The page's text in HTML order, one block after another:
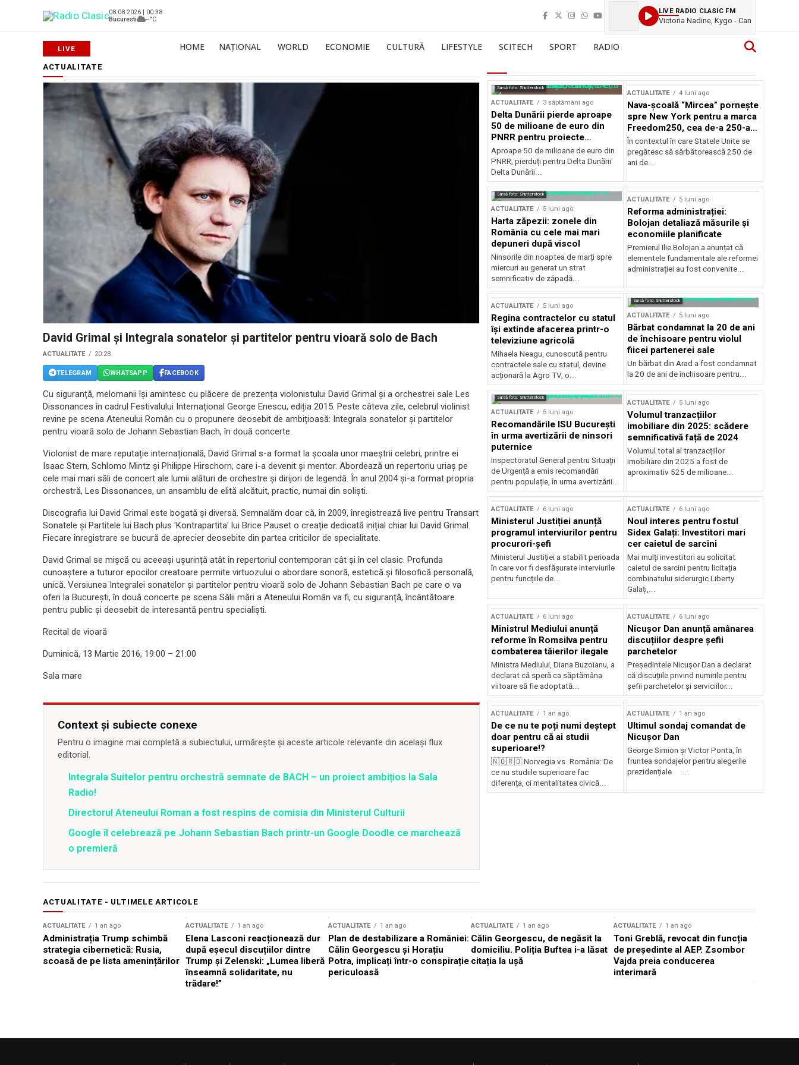
08.08.2026 | 00:38
Bucuresti
--°C
LIVE RADIO CLASIC FM
Victoria Nadine, Kygo - Can
HOME NAȚIONAL WORLD ECONOMIE CULTURĂ LIFESTYLE SCITECH SPORT RADIO
ACTUALITATE
David Grimal și Integrala sonatelor și partitelor pentru vioară solo de Bach
ACTUALITATE 20:28
TELEGRAM WHATSAPP FACEBOOK
Cu siguranță, melomanii își amintesc cu plăcere de prezența violonistului David Grimal și a orchestrei sale Les
Dissonances în cadrul Festivalului Internațional George Enescu, ediția 2015. Peste câteva zile, celebrul violinist
revine pe scena Ateneului Român cu o propunere deosebit de ambițioasă: Integrala sonatelor și partitelor
pentru vioară solo de Johann Sebastian Bach, în două concerte.
Violonist de mare reputație internațională, David Grimal s-a format la școala unor maeștrii celebri, printre ei
Isaac Stern, Schlomo Mintz și Philippe Hirschorn, care i-a devenit și mentor. Abordează un repertoriu uriaș pe
cele mai mari săli de concert ale lumii alături de orchestre și dirijori de legendă. În anul 2004 și-a format propria
orchestră, Les Dissonances, un ansamblu de elită alcătuit, practic, numai din soliști.
Discografia lui David Grimal este bogată și diversă. Semnalăm doar că, în 2009, înregistrează live pentru Transart
Sonatele și Partitele lui Bach plus 'Kontrapartita' lui Brice Pauset o creație dedicată inițial chiar lui David Grimal.
Fiecare înregistrare se bucură de aprecier deosebite din partea criticilor de specialitate.
David Grimal se mișcă cu aceeași ușurință atât în repertoriul contemporan cât și în cel clasic. Profunda
cunoaștere a tuturor epocilor creatoare permite virtuozului o abordare sonoră, estetică și filosofică personală,
unică. Versiunea Integralei sonatelor și partitelor pentru vioară solo de Johann Sebastian Bach pe care o va
oferi la București, în două concerte pe scena Sălii mări a Ateneului Român va fi, cu siguranță, încântătoare
pentru public și deosebit de interesantă pentru specialiști.
Recital de vioară
Duminică, 13 Martie 2016, 19:00 – 21:00
Sala mare
Context și subiecte conexe
Pentru o imagine mai completă a subiectului, urmărește și aceste articole relevante din același flux
editorial.
Integrala Suitelor pentru orchestră semnate de BACH – un proiect ambițios la Sala
Radio!
Directorul Ateneului Roman a fost respins de comisia din Ministerul Culturii
Google îl celebrează pe Johann Sebastian Bach printr-un Google Doodle ce marchează
o premieră
Sursă foto: Shutterstock
ACTUALITATE 3 săptămâni ago
Delta Dunării pierde aproape
50 de milioane de euro din
PNRR pentru proiecte
esențiale
Aproape 50 de milioane de euro din
PNRR, pierduți pentru Delta Dunării
Delta Dunării...
ACTUALITATE 4 luni ago
Nava-școală “Mircea” pornește
spre New York pentru a marca
Freedom250, cea de-a 250-a
aniversare a Statelor Unite
În contextul în care Statele Unite se
pregătesc să sărbătorească 250 de
ani de...
Sursă foto: Shutterstock
ACTUALITATE 5 luni ago
Harta zăpezii: zonele din
România cu cele mai mari
depuneri după viscol
Ninsorile din noaptea de marți spre
miercuri au generat un strat
semnificativ de zăpadă...
ACTUALITATE 5 luni ago
Reforma administrației:
Bolojan detaliază măsurile și
economiile planificate
Premierul Ilie Bolojan a anunțat că
elementele fundamentale ale reformei
administrației au fost convenite...
ACTUALITATE 5 luni ago
Regina contractelor cu statul
își extinde afacerea printr-o
televiziune agricolă
Mihaela Neagu, cunoscută pentru
contractele sale cu statul, devine
acționară la Agro TV, o...
Sursă foto: Shutterstock
ACTUALITATE 5 luni ago
Bărbat condamnat la 20 de ani
de închisoare pentru violul
fiicei partenerei sale
Un bărbat din Arad a fost condamnat
la 20 de ani de închisoare pentru...
Sursă foto: Shutterstock
ACTUALITATE 5 luni ago
Recomandările ISU București
în urma avertizării de ninsori
puternice
Inspectoratul General pentru Situații
de Urgență a emis recomandări
pentru populație, în urma avertizării...
ACTUALITATE 5 luni ago
Volumul tranzacțiilor
imobiliare din 2025: scădere
semnificativă față de 2024
Volumul total al tranzacțiilor
imobiliare din 2025 a fost de
aproximativ 525 de milioane...
ACTUALITATE 6 luni ago
Ministerul Justiției anunță
programul interviurilor pentru
procurori-șefi
Ministerul Justiției a stabilit perioada
în care vor fi desfășurate interviurile
pentru funcțiile de...
ACTUALITATE 6 luni ago
Noul interes pentru fostul
Sidex Galați: Investitori mari
cer caietul de sarcini
Mai mulți investitori au solicitat
caietul de sarcini pentru licitația
combinatului siderurgic Liberty
Galați,...
ACTUALITATE 6 luni ago
Ministrul Mediului anunță
reforme în Romsilva pentru
combaterea tăierilor ilegale
Ministra Mediului, Diana Buzoianu, a
declarat că speră ca săptămâna
viitoare să fie adoptată...
ACTUALITATE 6 luni ago
Nicușor Dan anunță amânarea
discuțiilor despre șefii
parchetelor
Președintele Nicușor Dan a declarat
că discuțiile privind numirile pentru
șefii parchetelor și serviciilor...
ACTUALITATE 1 an ago
De ce nu te poți numi deștept
doar pentru că ai studii
superioare!?
🇳🇴🇷🇴 Norvegia vs. România: De
ce nu studiile superioare fac
diferența, ci mentalitatea civică...
ACTUALITATE 1 an ago
Ultimul sondaj comandat de
Nicușor Dan
George Simion și Victor Ponta, în
fruntea sondajelor pentru alegerile
prezidențiale ...
ACTUALITATE - ULTIMELE ARTICOLE
ACTUALITATE 1 an ago
Administrația Trump schimbă
strategia cibernetică: Rusia,
scoasă de pe lista amenințărilor
ACTUALITATE 1 an ago
Elena Lasconi reacționează dur
după eșecul discuțiilor dintre
Trump și Zelenski: „Lumea liberă
înseamnă solidaritate, nu
trădare!”
ACTUALITATE 1 an ago
Plan de destabilizare a României:
Călin Georgescu și Horațiu
Potra, implicați într-o conspirație
periculoasă
ACTUALITATE 1 an ago
Călin Georgescu, de negăsit la
domiciliu. Poliția Buftea i-a lăsat
citația la ușă
ACTUALITATE 1 an ago
Toni Greblă, revocat din funcția
de președinte al AEP. Zsombor
Vajda preia conducerea
interimară